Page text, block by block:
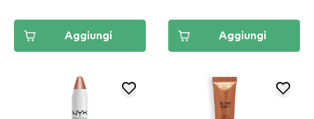
Aggiungi Aggiungi